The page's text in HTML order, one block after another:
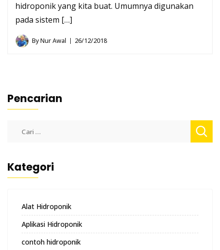
hidroponik yang kita buat. Umumnya digunakan
pada sistem […]
ByNur Awal 26/12/2018
Pencarian
untuk:
Kategori
Alat Hidroponik
Aplikasi Hidroponik
contoh hidroponik